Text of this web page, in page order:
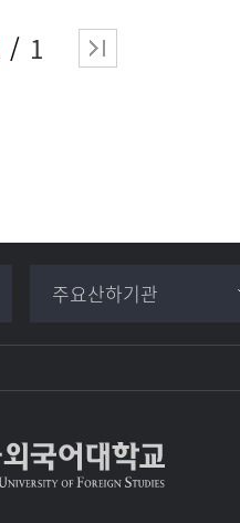
1
주요산하기관